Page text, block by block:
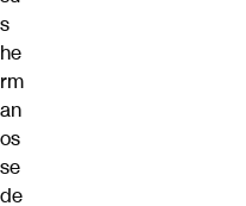
s
he
rm
an
os
se
de